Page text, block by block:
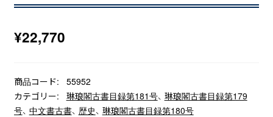
¥22,770
商品コード:
55952
カテゴリー:
琳琅閣古書目録第181号、 琳琅閣古書目録第179
号、 中文書古書、 歴史、 琳琅閣古書目録第180号